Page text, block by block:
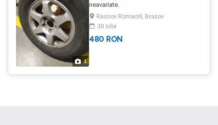
1
neavariate.
Rasnov Romacril, Brasov
30 iulie
480 RON